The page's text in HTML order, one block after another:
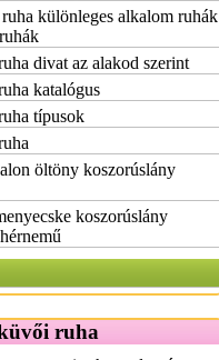
különleges alkalom ruhák
divat az alakod szerint
katalógus
típusok
öltöny koszorúslány
koszorúslány
ruha